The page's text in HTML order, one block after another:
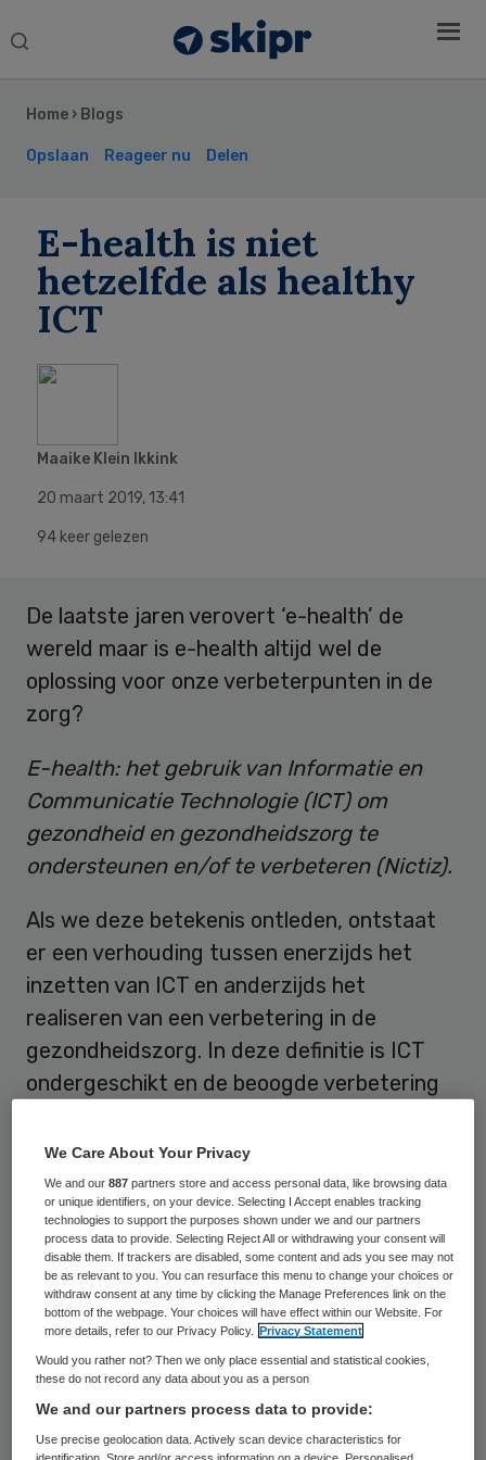
Search
Home › Blogs
Opslaan Reageer nu Delen
E-health is niet
hetzelfde als healthy
ICT
Maaike Klein Ikkink
20 maart 2019, 13:41
94 keer gelezen
De laatste jaren verovert ‘e-health’ de
wereld maar is e-health altijd wel de
oplossing voor onze verbeterpunten in de
zorg?
E-health: het gebruik van Informatie en
Communicatie Technologie (ICT) om
gezondheid en gezondheidszorg te
ondersteunen en/of te verbeteren (Nictiz).
Als we deze betekenis ontleden, ontstaat
er een verhouding tussen enerzijds het
inzetten van ICT en anderzijds het
realiseren van een verbetering in de
gezondheidszorg. In deze definitie is ICT
ondergeschikt en de beoogde verbetering
Een open deur zou je denken. Toch zit er
nog een deur achter die lang niet zo open
staat. Dit is de deur van de praktijk. Want
praten en denken over e-health is één ding,
doen is een tweede. En laat dát nu net het
verschil maken tussen het realiseren van
echte oplossingen en een verspilling van tijd,
energie en geld.
Sidebar
We Care About Your Privacy
We and our887 partners store and access personal data, like browsing data
or unique identifiers, on your device. Selecting I Accept enables tracking
technologies to support the purposes shown under we and our partners
process data to provide. Selecting Reject All or withdrawing your consent will
disable them. If trackers are disabled, some content and ads you see may not
be as relevant to you. You can resurface this menu to change your choices or
withdraw consent at any time by clicking the Manage Preferences link on the
bottom of the webpage. Your choices will have effect within our Website. For
more details, refer to our Privacy Policy.
Privacy Statement
Would you rather not? Then we only place essential and statistical cookies,
these do not record any data about you as a person
We and our partners process data to provide:
Use precise geolocation data. Actively scan device characteristics for